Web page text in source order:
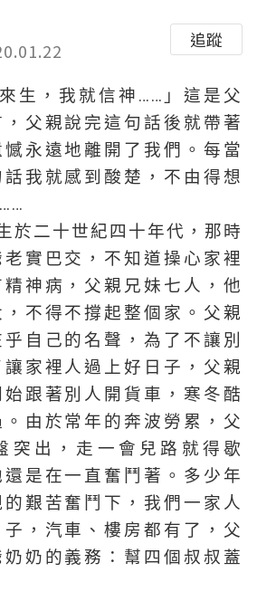
追蹤
來生，我就信神……」這是父
父親說完這句話後就帶著
永遠地離開了我們。每當
我就感到酸楚，不由得想
於二十世紀四十年代，那時
實巴交，不知道操心家裡
神病，父親兄妹七人，他
不得不撐起整個家。父親
自己的名聲，為了不讓別
家裡人過上好日子，父親
跟著別人開貨車，寒冬酷
由於常年的奔波勞累，父
突出，走一會兒路就得歇
是在一直奮鬥著。多少年
艱苦奮鬥下，我們一家人
，汽車、樓房都有了，父
奶的義務：幫四個叔叔蓋